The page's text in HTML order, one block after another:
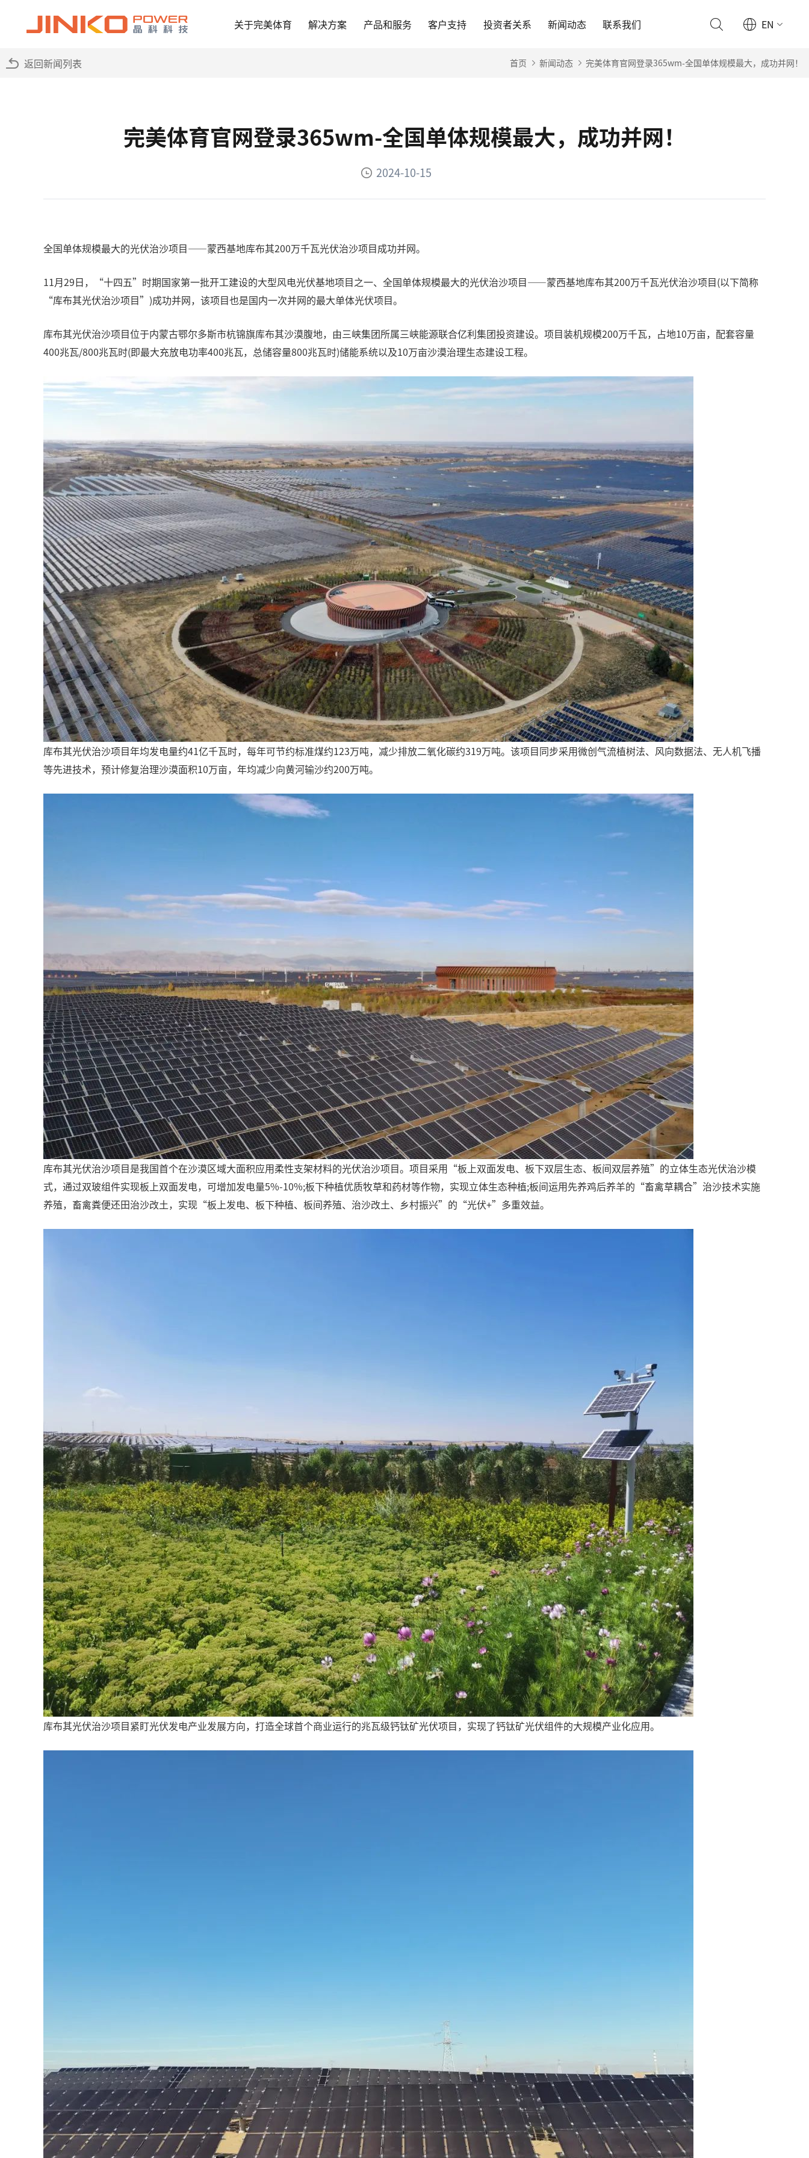
关于完美体育 解决方案 产品和服务 客户支持 投资者关系 新闻动态 联系我们 EN
返回新闻列表 首页 新闻动态 完美体育官网登录365wm-全国单体规模最大，成功并网！
完美体育官网登录365wm-全国单体规模最大，成功并网！
2024-10-15
全国单体规模最大的光伏治沙项目——蒙西基地库布其200万千瓦光伏治沙项目成功并网。
11月29日，“十四五”时期国家第一批开工建设的大型风电光伏基地项目之一、全国单体规模最大的光伏治沙项目——蒙西基地库布其200万千瓦光伏治沙项目(以下简称
“库布其光伏治沙项目”)成功并网，该项目也是国内一次并网的最大单体光伏项目。
库布其光伏治沙项目位于内蒙古鄂尔多斯市杭锦旗库布其沙漠腹地，由三峡集团所属三峡能源联合亿利集团投资建设。项目装机规模200万千瓦，占地10万亩，配套容量
400兆瓦/800兆瓦时(即最大充放电功率400兆瓦，总储容量800兆瓦时)储能系统以及10万亩沙漠治理生态建设工程。
库布其光伏治沙项目年均发电量约41亿千瓦时，每年可节约标准煤约123万吨，减少排放二氧化碳约319万吨。该项目同步采用微创气流植树法、风向数据法、无人机飞播
等先进技术，预计修复治理沙漠面积10万亩，年均减少向黄河输沙约200万吨。
库布其光伏治沙项目是我国首个在沙漠区域大面积应用柔性支架材料的光伏治沙项目。项目采用“板上双面发电、板下双层生态、板间双层养殖”的立体生态光伏治沙模
式，通过双玻组件实现板上双面发电，可增加发电量5%-10%;板下种植优质牧草和药材等作物，实现立体生态种植;板间运用先养鸡后养羊的“畜禽草耦合”治沙技术实施
养殖，畜禽粪便还田治沙改土，实现“板上发电、板下种植、板间养殖、治沙改土、乡村振兴”的“光伏+”多重效益。
库布其光伏治沙项目紧盯光伏发电产业发展方向，打造全球首个商业运行的兆瓦级钙钛矿光伏项目，实现了钙钛矿光伏组件的大规模产业化应用。